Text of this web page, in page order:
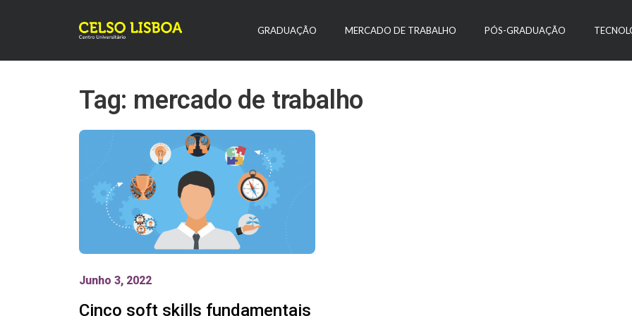
GRADUAÇÃO MERCADO DE TRABALHO PÓS-GRADUAÇÃO
Tag: mercado de trabalho
Junho 3, 2022
Cinco soft skills fundamentais